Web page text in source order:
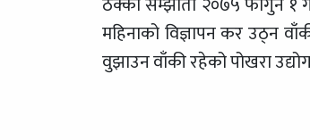
महिनाको विज्ञापन कर उठ्न
वुझाउन वाँकी रहेको पोखरा